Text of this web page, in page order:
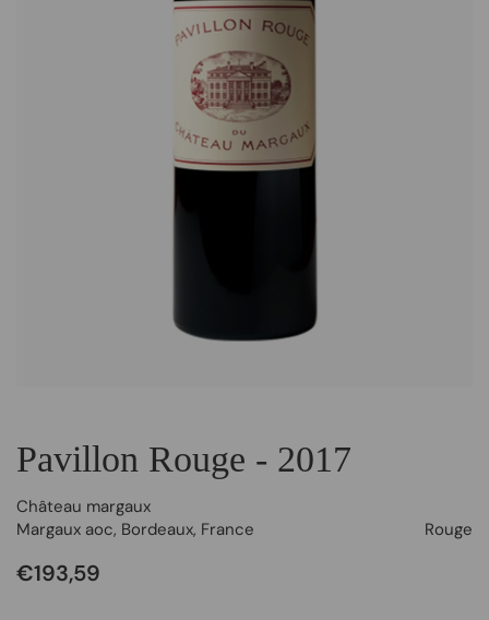
Pavillon Rouge - 2017
Château margaux
Margaux aoc, Bordeaux, France Rouge
€193,59